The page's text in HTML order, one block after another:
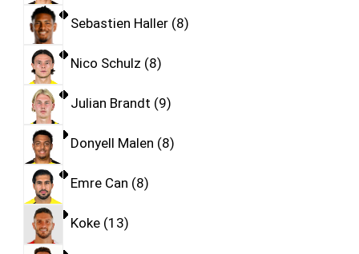
Sebastien Haller 8
Nico Schulz 8
Julian Brandt 9
Donyell Malen 8
Emre Can 8
Koke 13